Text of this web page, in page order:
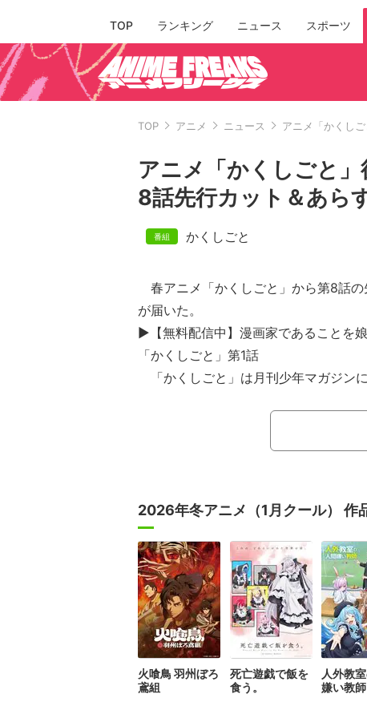
TOP ランキング ニュース スポーツ
TOP アニメ ニュース アニメ「かくし
アニメ「かくしごと
8話先行カット＆あら
かくしごと
春アニメ「かくしごと」から第8話の
が届いた。
▶【無料配信中】漫画家であることを
「かくしごと」第1話
「かくしごと」は月刊少年マガジン
ちょっと下品な漫画を描いてる漫画
の小学4年生の姫。可久士は、何におい
と”が知られたら娘に嫌われるのでは！
2026年冬アニメ（1月クール） 作
火喰鳥 羽州ぼろ
鳶組
死亡遊戯で飯を
食う。
人外教
嫌い教師